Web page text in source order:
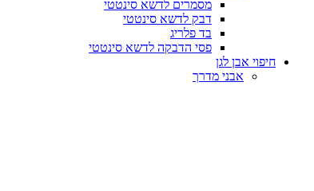
מסמרים לדשא סינטטי
דבק לדשא סינטטי
בד פלריג
פסי הדבקה לדשא סינטטי
חיפוי אבן לגן
אבני מדרך